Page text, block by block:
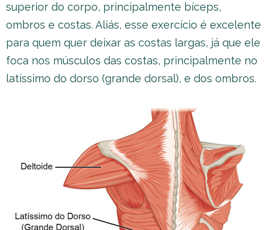
superior do corpo, principalmente bíceps,
ombros e costas. Aliás, esse exercício é excelente
para quem quer deixar as costas largas, já que ele
foca nos músculos das costas, principalmente no
latíssimo do dorso (grande dorsal), e dos ombros.